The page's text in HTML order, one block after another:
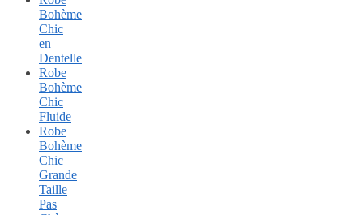
Bohème
Chic
en
Dentelle
Robe
Bohème
Chic
Fluide
Robe
Bohème
Chic
Grande
Taille
Pas